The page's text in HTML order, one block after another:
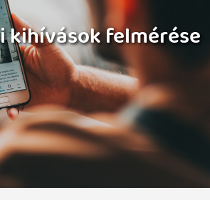
kihívások felmérése